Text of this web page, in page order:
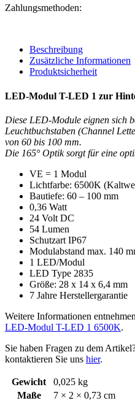
Zahlungsmethoden:
Beschreibung
Zusätzliche Informationen
Produktsicherheit
LED-Modul T-LED 1 zur
Diese LED-Module eignen sich
Leuchtbuchstaben (Channel
von 60 bis 100 mm.
Die 165° Optik sorgt für eine
VE = 1 Modul
Lichtfarbe: 6500K
Bautiefe: 60 – 100 mm
0,36 Watt
24 Volt DC
54 Lumen
Schutzart IP67
Modulabstand max. 140
1 LED/Modul
LED Type 2835
Größe: 28 x 14 x 6,4 mm
7 Jahre Herstellergarantie
Weitere Informationen
LED-Modul T-LED 1 6500K.
Sie haben Fragen zu dem
kontaktieren Sie uns hier.
Gewicht
0,025 kg
Maße
7 × 2 × 0,73 cm